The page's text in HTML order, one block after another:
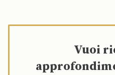
Vuoi